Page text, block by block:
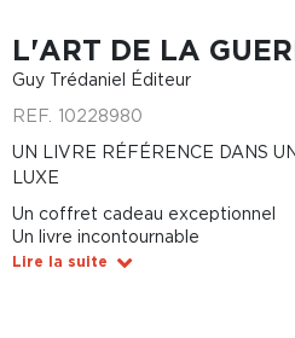
L'ART DE LA
Guy Trédaniel Éditeur
REF. 10228980
UN LIVRE RÉFÉRENCE DANS
LUXE
Un coffret cadeau exceptionnel
Un livre incontournable
Lire la suite